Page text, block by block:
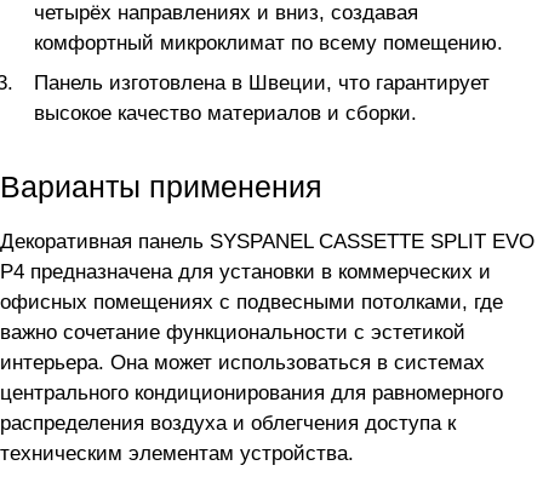
четырёх направлениях и вниз, создавая
комфортный микроклимат по всему помещению.
Панель изготовлена в Швеции, что гарантирует
высокое качество материалов и сборки.
Варианты применения
Декоративная панель SYSPANEL CASSETTE SPLIT EVO
P4 предназначена для установки в коммерческих и
офисных помещениях с подвесными потолками, где
важно сочетание функциональности с эстетикой
интерьера. Она может использоваться в системах
центрального кондиционирования для равномерного
распределения воздуха и облегчения доступа к
техническим элементам устройства.